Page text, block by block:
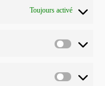
Toujours activé